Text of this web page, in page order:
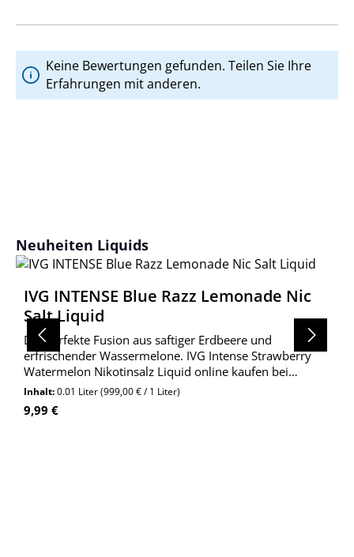
Keine Bewertungen gefunden. Teilen Sie Ihre
Erfahrungen mit anderen.
Produktgalerie überspringen
Neuheiten Liquids
IVG INTENSE Blue Razz Lemonade Nic
Salt Liquid
Die perfekte Fusion aus saftiger Erdbeere und
erfrischender Wassermelone. IVG Intense Strawberry
Watermelon Nikotinsalz Liquid online kaufen bei
Wolkengarage!
Inhalt:0.01 Liter(999,00 € / 1 Liter)
Regulärer Preis:
9,99 €